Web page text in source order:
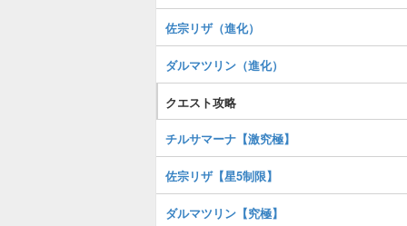
佐宗リザ（進化）
ダルマツリン（進化）
クエスト攻略
チルサマーナ【激究極】
佐宗リザ【星5制限】
ダルマツリン【究極】